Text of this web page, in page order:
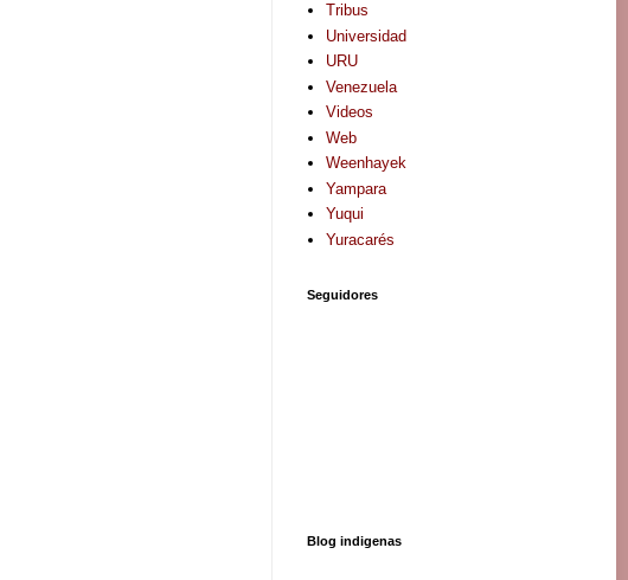
Tribus
Universidad
URU
Venezuela
Videos
Web
Weenhayek
Yampara
Yuqui
Yuracarés
Seguidores
Blog indigenas